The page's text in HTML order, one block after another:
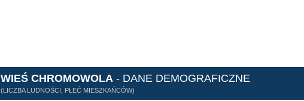
WIEŚ CHROMOWOLA - DANE DEMOGRAFICZNE
(LICZBA LUDNOŚCI, PŁEĆ MIESZKAŃCÓW)